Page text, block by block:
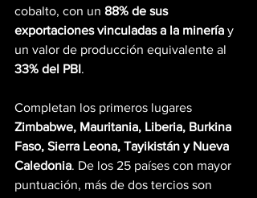
cobalto, con un 88% de sus
exportaciones vinculadas a la minería y
un valor de producción equivalente al
33% del PBI.
Completan los primeros lugares
Zimbabwe, Mauritania, Liberia, Burkina
Faso, Sierra Leona, Tayikistán y Nueva
Caledonia. De los 25 países con mayor
puntuación, más de dos tercios son